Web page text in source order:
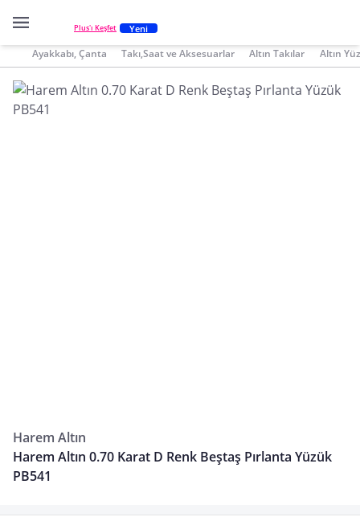
Plus'ı Keşfet Yeni
Ayakkabı, Çanta Takı,Saat ve Aksesuarlar Altın Takılar Altın
Harem Altın
Harem Altın 0.70 Karat D Renk Beştaş Pırlanta Yüzük
PB541